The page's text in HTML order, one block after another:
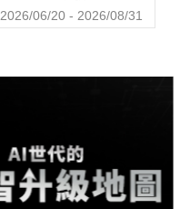
2026/06/20 - 2026/08/31